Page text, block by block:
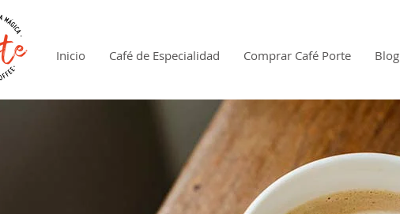
Inicio Café de Especialidad Comprar Café Porte Blog